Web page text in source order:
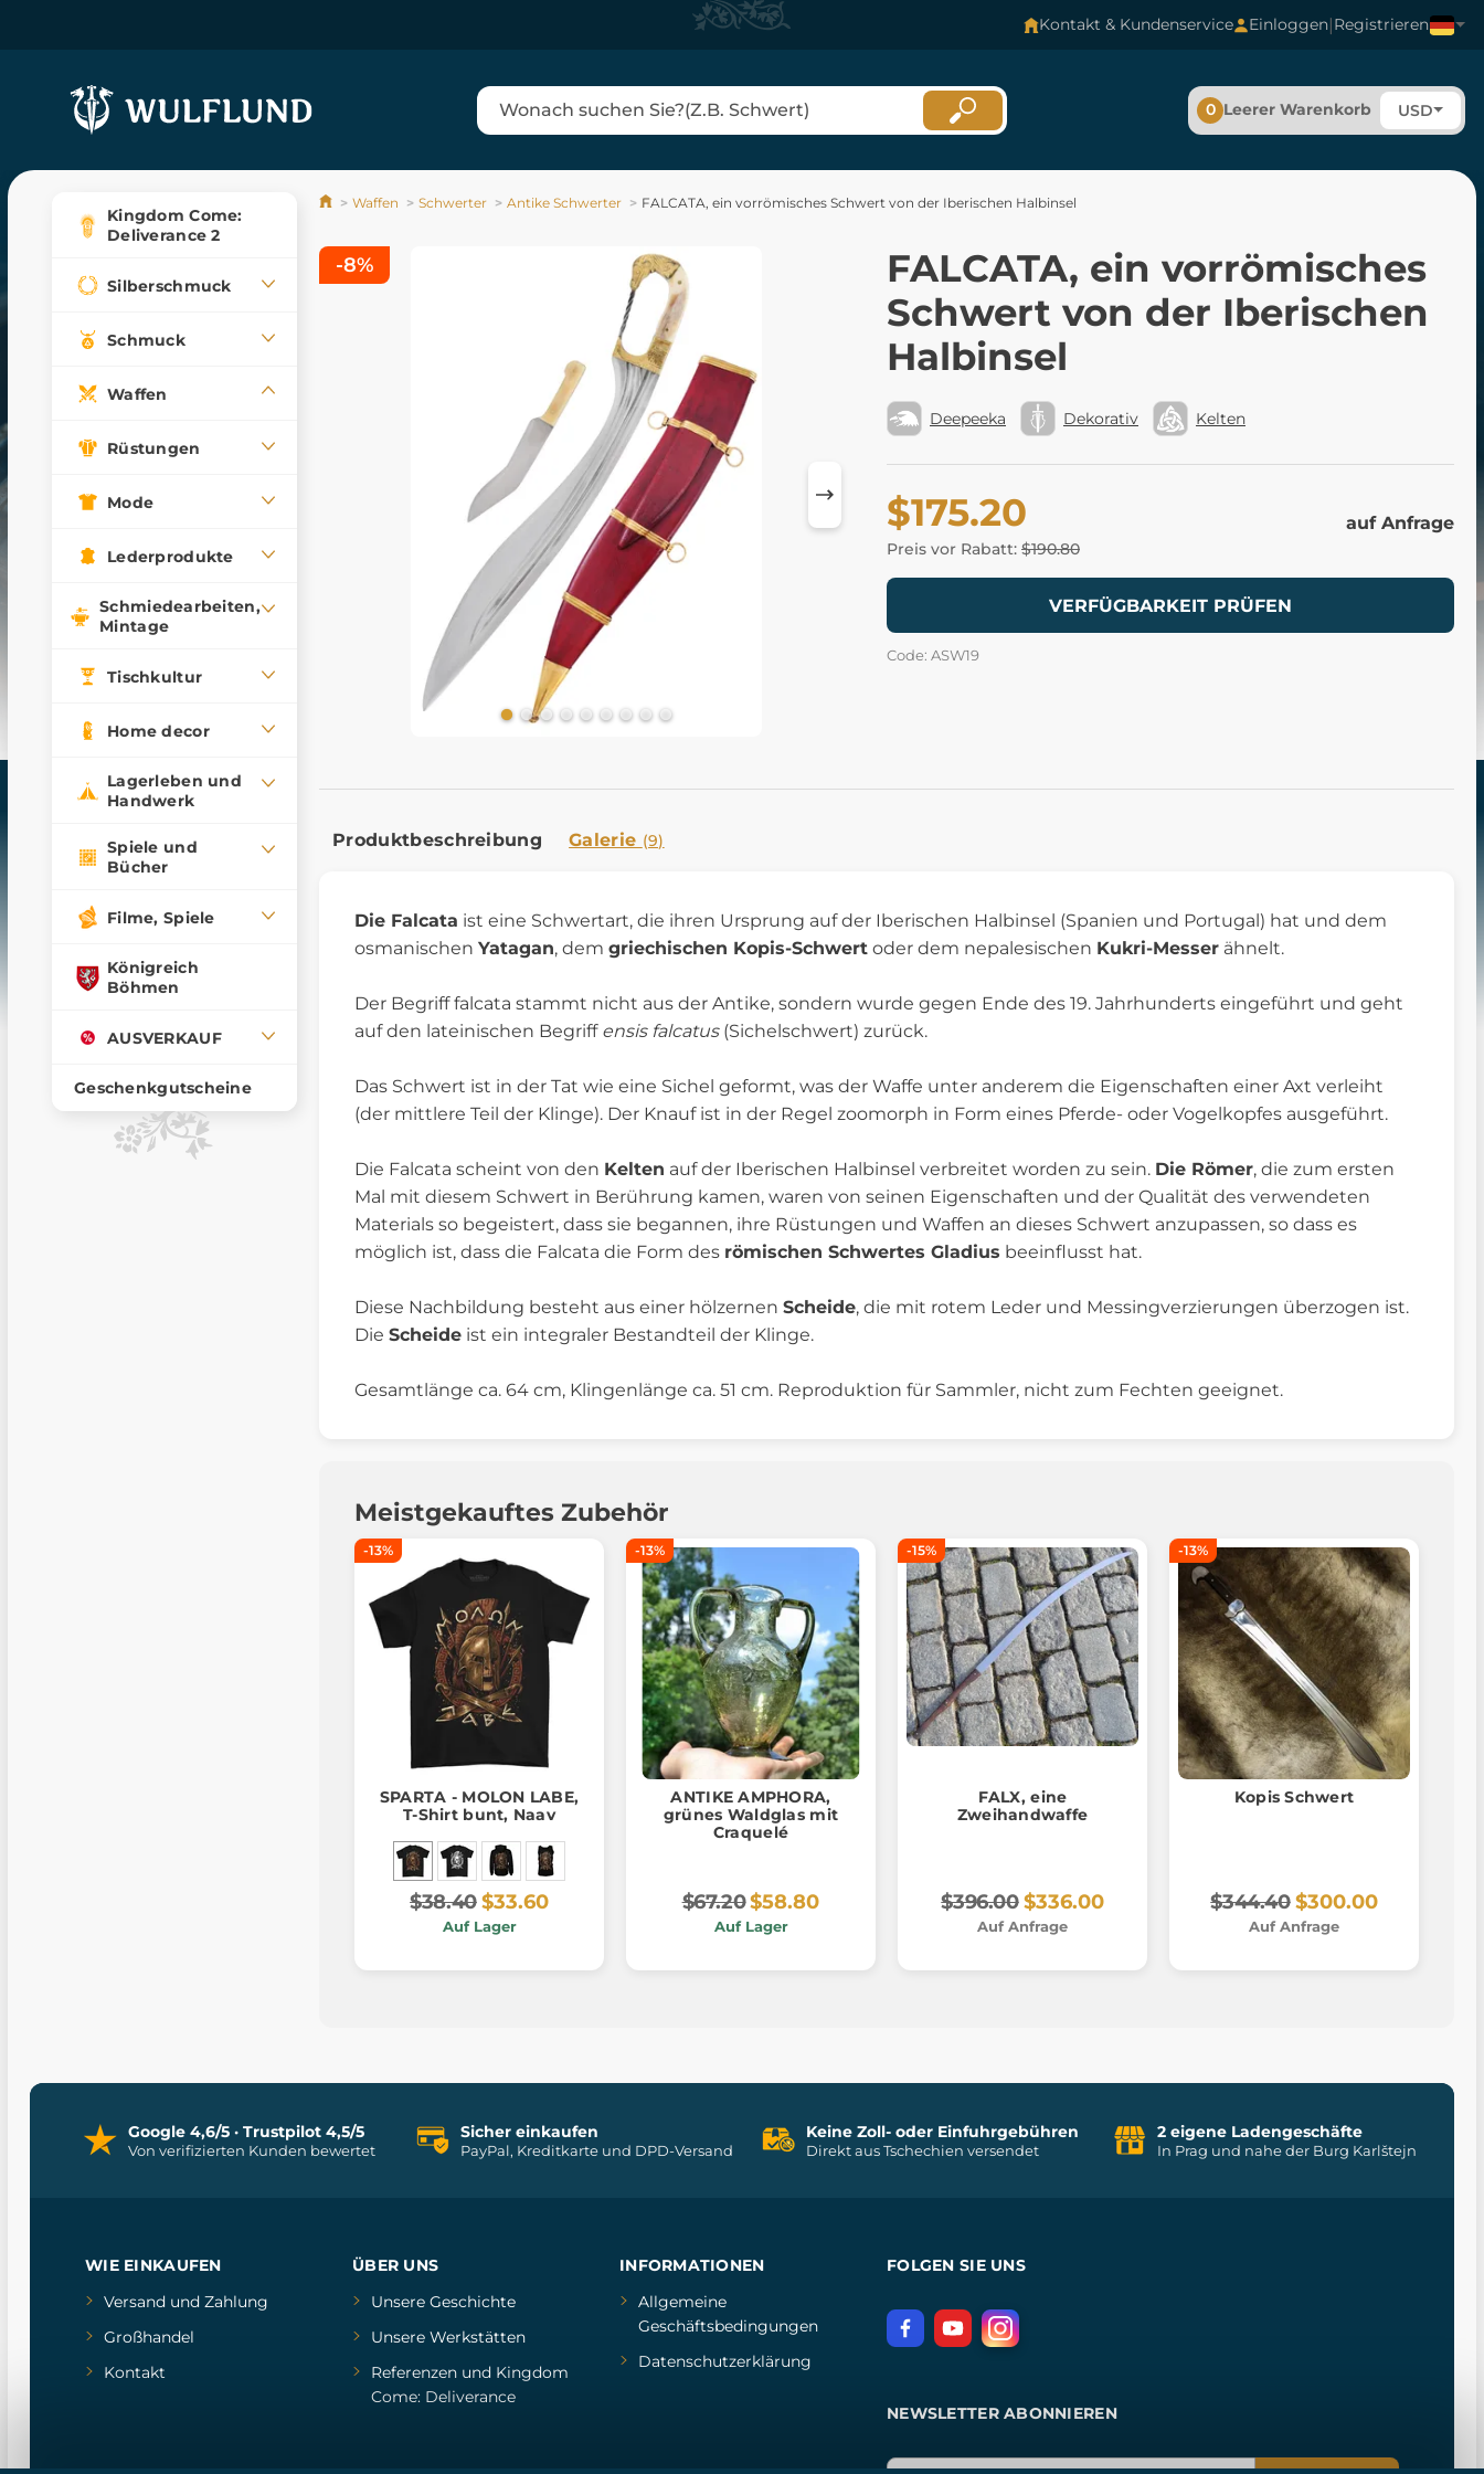
Kontakt & Kundenservice Einloggen|Registrieren
0 Leerer Warenkorb USD
Kingdom Come:
Deliverance 2
Silberschmuck
Schmuck
Waffen
Rüstungen
Mode
Lederprodukte
Schmiedearbeiten,
Mintage
Tischkultur
Home decor
Lagerleben und
Handwerk
Spiele und
Bücher
Filme, Spiele
Königreich
Böhmen
AUSVERKAUF
Geschenkgutscheine
Waffen Schwerter Antike Schwerter FALCATA, ein vorrömisches Schwert von der Iberischen Halbinsel
FALCATA, ein vorrömisches
Schwert von der Iberischen
Halbinsel
Deepeeka Dekorativ Kelten
$175.20
Preis vor Rabatt: $190.80
auf Anfrage
VERFÜGBARKEIT PRÜFEN
Code: ASW19
-8%
Produktbeschreibung Galerie (9)
Die Falcata ist eine Schwertart, die ihren Ursprung auf der Iberischen Halbinsel (Spanien und Portugal) hat und dem
osmanischen Yatagan, dem griechischen Kopis-Schwert oder dem nepalesischen Kukri-Messer ähnelt.
Der Begriff falcata stammt nicht aus der Antike, sondern wurde gegen Ende des 19. Jahrhunderts eingeführt und geht
auf den lateinischen Begriff ensis falcatus(Sichelschwert) zurück.
Das Schwert ist in der Tat wie eine Sichel geformt, was der Waffe unter anderem die Eigenschaften einer Axt verleiht
(der mittlere Teil der Klinge). Der Knauf ist in der Regel zoomorph in Form eines Pferde- oder Vogelkopfes ausgeführt.
Die Falcata scheint von den Kelten auf der Iberischen Halbinsel verbreitet worden zu sein. Die Römer, die zum ersten
Mal mit diesem Schwert in Berührung kamen, waren von seinen Eigenschaften und der Qualität des verwendeten
Materials so begeistert, dass sie begannen, ihre Rüstungen und Waffen an dieses Schwert anzupassen, so dass es
möglich ist, dass die Falcata die Form des römischen Schwertes Gladius beeinflusst hat.
Diese Nachbildung besteht aus einer hölzernen Scheide, die mit rotem Leder und Messingverzierungen überzogen ist.
Die Scheide ist ein integraler Bestandteil der Klinge.
Gesamtlänge ca. 64 cm, Klingenlänge ca. 51 cm. Reproduktion für Sammler, nicht zum Fechten geeignet.
Meistgekauftes Zubehör
-13%
SPARTA - MOLON LABE,
T-Shirt bunt, Naav
$38.40$33.60
Auf Lager
-13%
ANTIKE AMPHORA,
grünes Waldglas mit
Craquelé
$67.20$58.80
Auf Lager
-15%
FALX, eine
Zweihandwaffe
$396.00$336.00
Auf Anfrage
-13%
Kopis Schwert
$344.40$300.00
Auf Anfrage
Google 4,6/5 · Trustpilot 4,5/5
Von verifizierten Kunden bewertet
Sicher einkaufen
PayPal, Kreditkarte und DPD-Versand
Keine Zoll- oder Einfuhrgebühren
Direkt aus Tschechien versendet
2 eigene Ladengeschäfte
In Prag und nahe der Burg Karlštejn
WIE EINKAUFEN
Versand und Zahlung
Großhandel
Kontakt
ÜBER UNS
Unsere Geschichte
Unsere Werkstätten
Referenzenund Kingdom
Come: Deliverance
INFORMATIONEN
Allgemeine
Geschäftsbedingungen
Datenschutzerklärung
FOLGEN SIE UNS
NEWSLETTER ABONNIEREN